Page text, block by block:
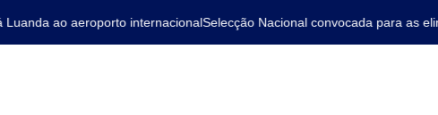
ao aeroporto internacionalSelecção Nacional convocada para as